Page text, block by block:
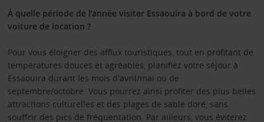
À quelle période de l’année visiter Essaouira à bord de votre
voiture de location ?
Pour vous éloigner des afflux touristiques, tout en profitant de
températures douces et agréables, planifiez votre séjour à
Essaouira durant les mois d'avril/mai ou de
septembre/octobre. Vous pourrez ainsi profiter des plus belles
attractions culturelles et des plages de sable doré, sans
souffrir des pics de fréquentation. Par ailleurs, vous éviterez